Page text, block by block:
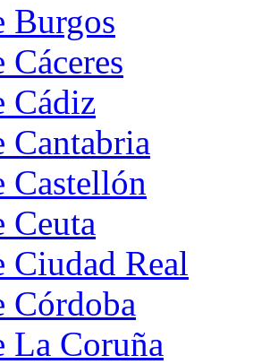
Burgos
Cáceres
Cádiz
Cantabria
Castellón
Ceuta
Ciudad Real
Córdoba
La Coruña